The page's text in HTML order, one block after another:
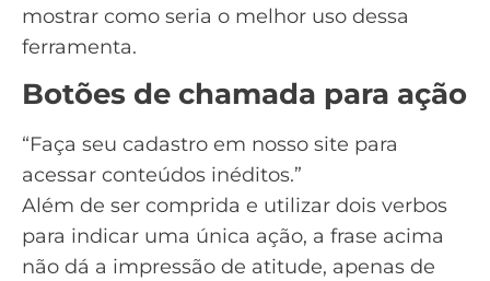
mostrar como seria o melhor uso dessa
ferramenta.
Botões de chamada para ação
“Faça seu cadastro em nosso site para
acessar conteúdos inéditos.”
Além de ser comprida e utilizar dois verbos
para indicar uma única ação, a frase acima
não dá a impressão de atitude, apenas de